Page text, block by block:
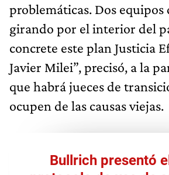
problemáticas. Dos equipos
girando por el interior del
concrete este plan Justicia
Javier Milei”, precisó, a la
que habrá jueces de
ocupen de las causas viejas.
Bullrich presentó